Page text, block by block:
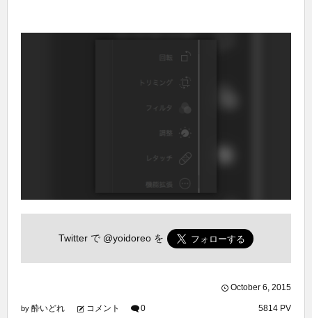
Twitter で @yoidoreo を
October 6, 2015
by 酔いどれ コメント 0 5814 PV